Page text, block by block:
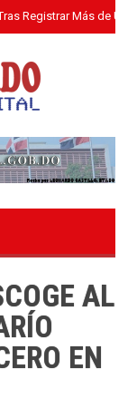
Registrar Más de Un
AL
EN